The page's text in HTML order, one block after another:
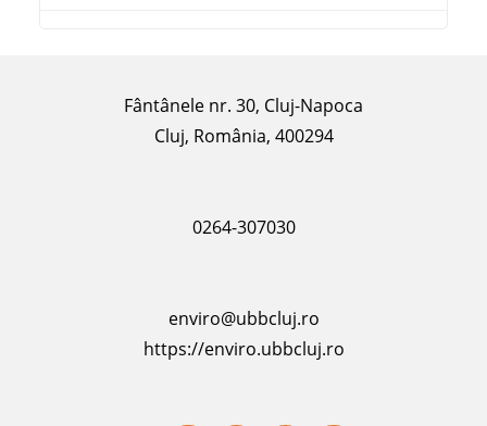
Fântânele nr. 30, Cluj-Napoca
Cluj, România, 400294
0264-307030
enviro@ubbcluj.ro
https://enviro.ubbcluj.ro